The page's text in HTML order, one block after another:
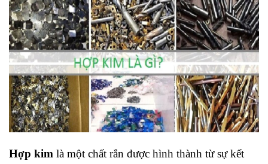
Hợp kim là một chất rắn được hình thành từ sự kết